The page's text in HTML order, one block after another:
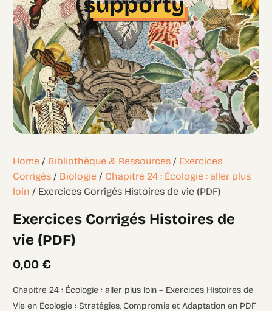
Home / Bibliothèque & Ressources / Exercices
Corrigés / Biologie / Chapitre 24 : Écologie : aller plus
loin / Exercices Corrigés Histoires de vie (PDF)
Exercices Corrigés Histoires de
vie (PDF)
0,00€
Chapitre 24 : Écologie : aller plus loin – Exercices Histoires de
Vie en Écologie : Stratégies, Compromis et Adaptation en PDF